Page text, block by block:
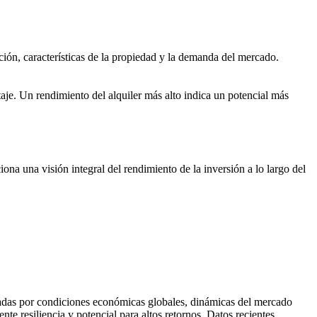
características de la propiedad y la demanda del mercado.
Un rendimiento del alquiler más alto indica un potencial más
una visión integral del rendimiento de la inversión a lo largo del
por condiciones económicas globales, dinámicas del mercado